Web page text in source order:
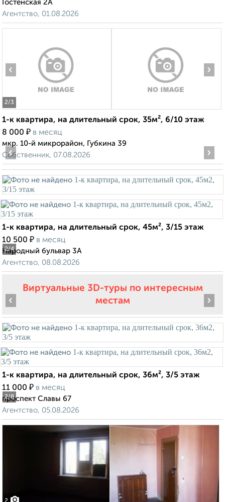
Гостенская 2А
Агентство, 01.08.2026
2/3
‹ ›
1-к квартира, на длительный срок, 35м², 6/10 этаж
8 000 ₽ в месяц
мкр. 10-й микрорайон, Губкина 39
Собственник, 07.08.2026
2/4
‹ ›
1-к квартира, на длительный срок, 45м², 3/15 этаж
10 500 ₽ в месяц
Народный бульвар 3А
Агентство, 08.08.2026
Виртуальные 3D-туры по интересным
местам
2/8
‹ ›
1-к квартира, на длительный срок, 36м², 3/5 этаж
11 000 ₽ в месяц
проспект Славы 67
Агентство, 05.08.2026